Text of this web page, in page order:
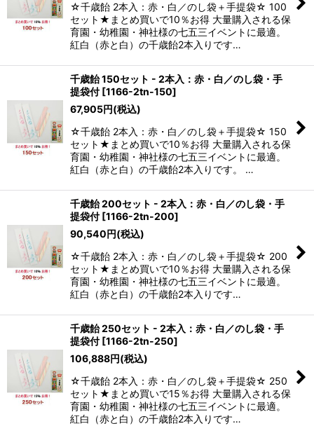
☆千歳飴 2本入：赤・白／のし袋＋手提袋☆ 100
セット★まとめ買いで10％お得 大量購入される保
育園・幼稚園・神社様の七五三イベントに最適。
紅白（赤と白）の千歳飴2本入りです…
千歳飴 150セット - 2本入：赤・白／のし袋・手
提袋付 [1166-2tn-150]
67,905円(税込)
☆千歳飴 2本入：赤・白／のし袋＋手提袋☆ 150
セット★まとめ買いで10％お得 大量購入される保
育園・幼稚園・神社様の七五三イベントに最適。
紅白（赤と白）の千歳飴2本入りです。 …
千歳飴 200セット - 2本入：赤・白／のし袋・手
提袋付 [1166-2tn-200]
90,540円(税込)
☆千歳飴 2本入：赤・白／のし袋＋手提袋☆ 200
セット★まとめ買いで10％お得 大量購入される保
育園・幼稚園・神社様の七五三イベントに最適。
紅白（赤と白）の千歳飴2本入りです…
千歳飴 250セット - 2本入：赤・白／のし袋・手
提袋付 [1166-2tn-250]
106,888円(税込)
☆千歳飴 2本入：赤・白／のし袋＋手提袋☆ 250
セット★まとめ買いで15％お得 大量購入される保
育園・幼稚園・神社様の七五三イベントに最適。
紅白（赤と白）の千歳飴2本入りです…